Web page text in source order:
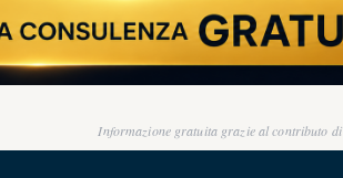
Informazione gratuita grazie al contributo di